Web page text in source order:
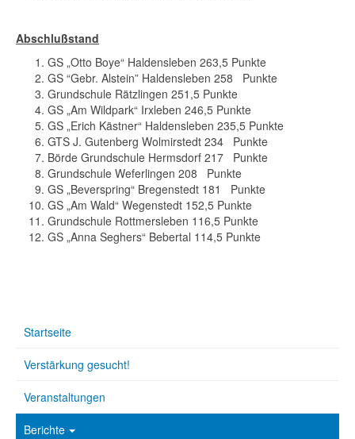
Abschlußstand
GS „Otto Boye“ Haldensleben 263,5 Punkte
GS “Gebr. Alstein” Haldensleben 258 Punkte
Grundschule Rätzlingen 251,5 Punkte
GS „Am Wildpark“ Irxleben 246,5 Punkte
GS „Erich Kästner“ Haldensleben 235,5 Punkte
GTS J. Gutenberg Wolmirstedt 234 Punkte
Börde Grundschule Hermsdorf 217 Punkte
Grundschule Weferlingen 208 Punkte
GS „Beverspring“ Bregenstedt 181 Punkte
GS „Am Wald“ Wegenstedt 152,5 Punkte
Grundschule Rottmersleben 116,5 Punkte
GS „Anna Seghers“ Bebertal 114,5 Punkte
Startseite
Verstärkung gesucht!
Veranstaltungen
Berichte